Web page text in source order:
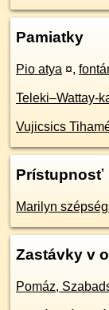
Pamiatky
Pio atya ¤,
Teleki–Wattay-
Vujicsics
Prístupnosť
Marilyn
Zastávky v
Pomáz,